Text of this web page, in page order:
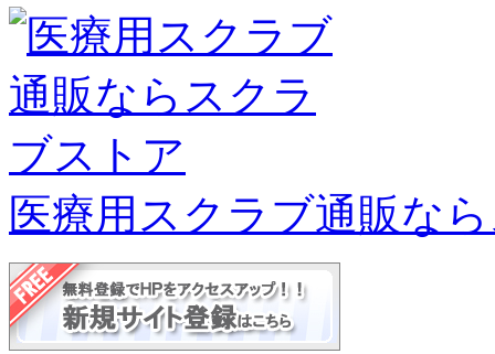
医療用スクラブ通販な